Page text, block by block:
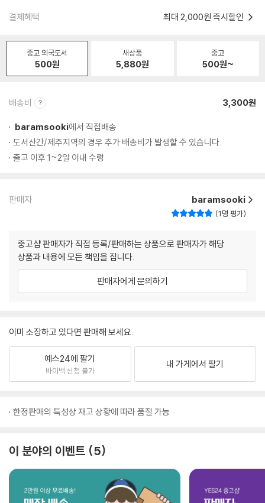
결제혜택 최대 2,000원 즉시할인
중고 외국도서
500원
새상품
5,880원
중고
500원~
배송비 3,300원
baramsooki에서 직접배송
도서산간/제주지역의 경우 추가 배송비가 발생할 수 있습니다.
출고 이후 1~2일 이내 수령
판매자 baramsooki
1명 평가
중고샵 판매자가 직접 등록/판매하는 상품으로 판매자가 해당
상품과 내용에 모든 책임을 집니다.
판매자에게 문의하기
이미 소장하고 있다면 판매해 보세요.
예스24에 팔기
바이백 신청 불가
내 가게에서 팔기
한정판매의 특성상 재고 상황에 따라 품절 가능
이 분야의 이벤트 5